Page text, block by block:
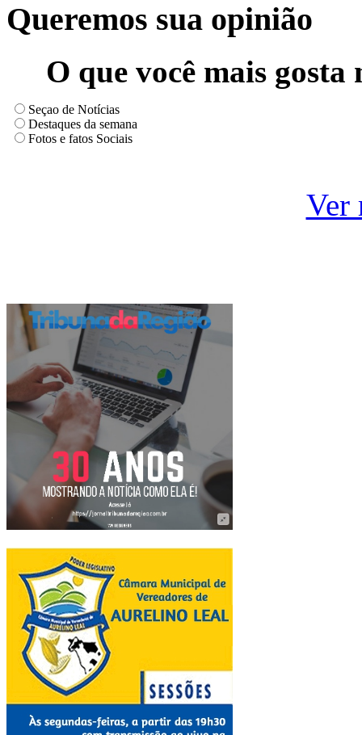
Queremos sua opinião
O que você mais
Seçao de Notícias
Destaques da semana
Fotos e fatos Sociais
Ver